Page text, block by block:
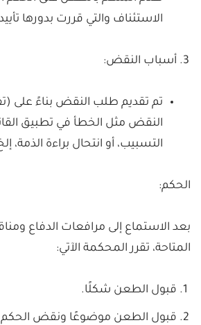
الاستئناف والتي قررت بدورها
أسباب النقض:
تم تقديم طلب النقض بناءً على
النقض مثل الخطأ في تطبيق
التسبيب، أو انتحال براءة الذمة،
الحكم:
بعد الاستماع إلى مرافعات الدفاع
المتاحة، تقرر المحكمة الآتي:
قبول الطعن شكلًا.
قبول الطعن موضوعًا ونقض الحكم